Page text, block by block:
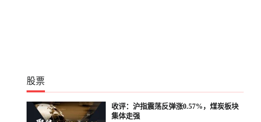
股票
收评：沪指震荡反弹涨0.57%，煤炭板块
集体走强